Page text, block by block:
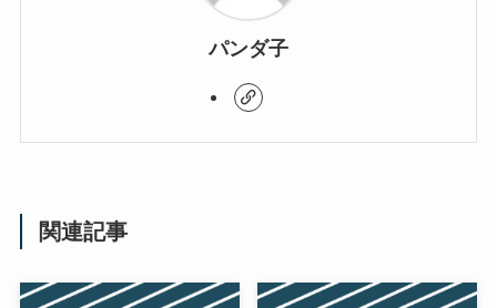
パンダ子
関連記事